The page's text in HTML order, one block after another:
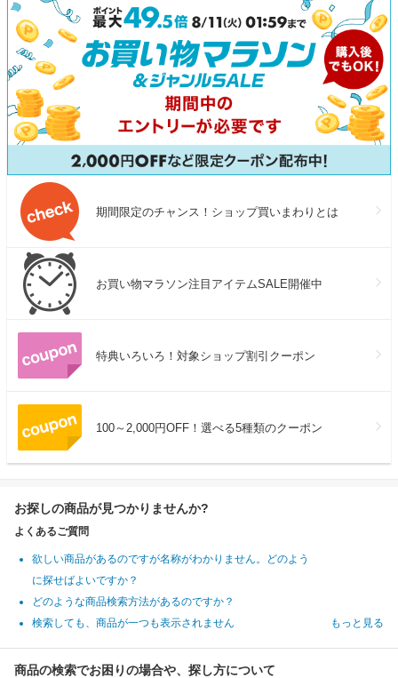
期間限定のチャンス！ショップ買いまわりとは
お買い物マラソン注目アイテムSALE開催中
特典いろいろ！対象ショップ割引クーポン
100～2,000円OFF！選べる5種類のクーポン
お探しの商品が見つかりませんか?
よくあるご質問
欲しい商品があるのですが名称がわかりません。どのよう
に探せばよいですか？
どのような商品検索方法があるのですか？
検索しても、商品が一つも表示されません
もっと見る
商品の検索でお困りの場合や、探し方について